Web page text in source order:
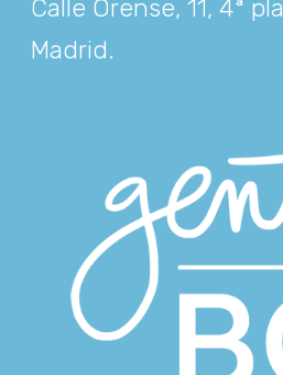
Calle Orense, 11, 4ª
Madrid.